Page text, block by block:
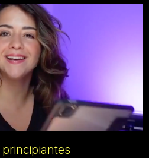
PagePage